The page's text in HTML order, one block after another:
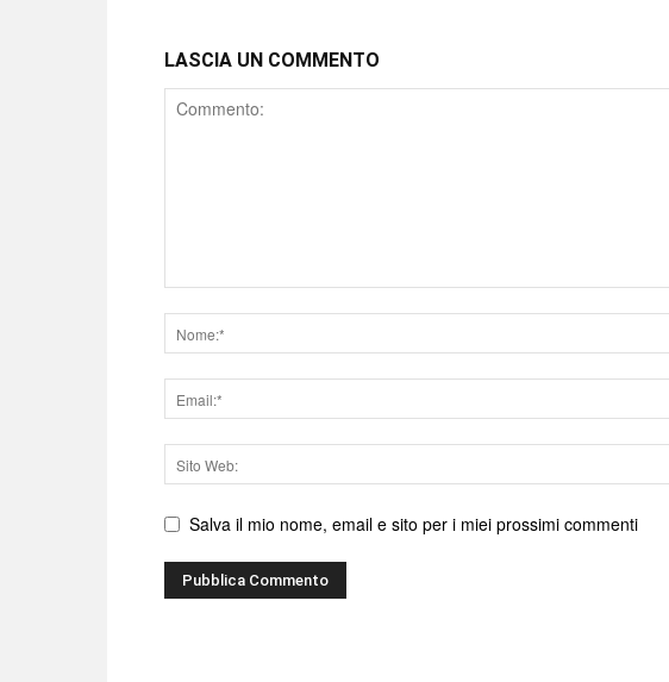
LASCIA UN COMMENTO
Comment
Nome
Email
Sito
web
Salva il mio nome, email e sito per i miei prossimi commenti